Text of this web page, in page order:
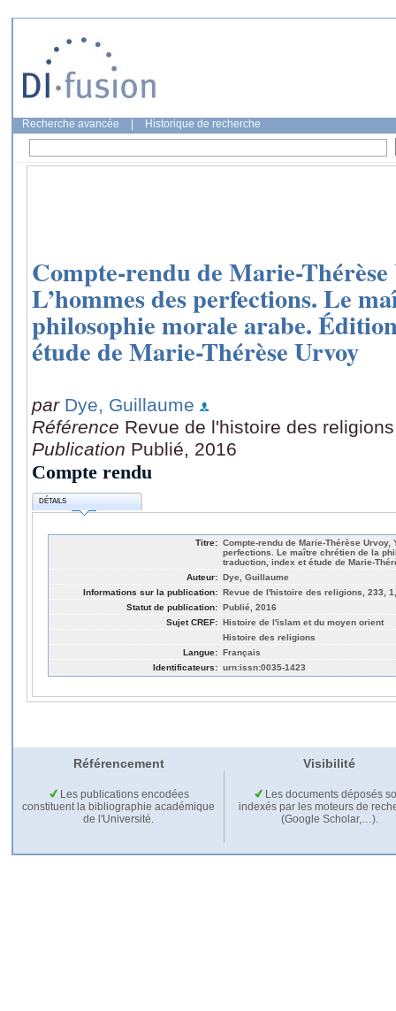
Recherche avancée Historique de recherche
Compte-rendu de Marie-
L’hommes des perfections. Le
philosophie morale arabe.
étude de Marie-Thérèse Urvoy
par Dye, Guillaume
Référence Revue de l'histoire des
Publication Publié, 2016
Compte rendu
DÉTAILS
Titre: Compte-rendu de Marie-Thérèse Urvoy,
perfections. Le maître chrétien de la
traduction, index et étude de Marie-
Auteur: Dye, Guillaume
Informations sur la publication: Revue de l'histoire des religions, 233,
Statut de publication: Publié, 2016
Sujet CREF: Histoire de l'islam et du moyen orient
Histoire des religions
Langue: Français
Identificateurs: urn:issn:0035-1423
Référencement Visibilité
Les publications encodées
constituent la bibliographie académique
de l'Université.
Les documents déposés
indexés par les moteurs de
(Google Scholar,…).